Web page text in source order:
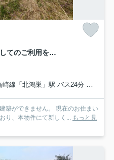
〈調整区域〉約127坪。農地としてのご利用をご検討ください
線「北鴻巣」駅 バス24分 埼玉県鴻巣市「さいわい公園入口」 停歩4分
築ができません。 現在のお住まい
り、本物件にて新しく... もっと見